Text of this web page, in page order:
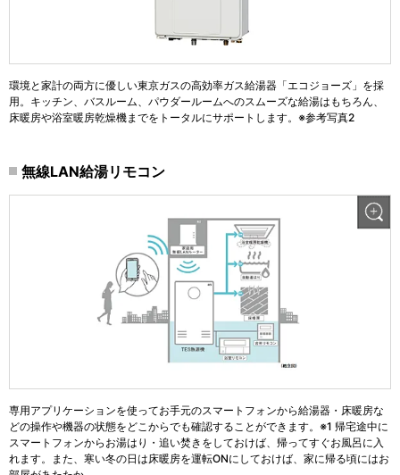
環境と家計の両方に優しい東京ガスの高効率ガス給湯器「エコジョーズ」を採
用。キッチン、バスルーム、パウダールームへのスムーズな給湯はもちろん、
床暖房や浴室暖房乾燥機までをトータルにサポートします。※参考写真2
無線LAN給湯リモコン
専用アプリケーションを使ってお手元のスマートフォンから給湯器・床暖房な
どの操作や機器の状態をどこからでも確認することができます。※1 帰宅途中に
スマートフォンからお湯はり・追い焚きをしておけば、帰ってすぐお風呂に入
れます。また、寒い冬の日は床暖房を運転ONにしておけば、家に帰る頃にはお